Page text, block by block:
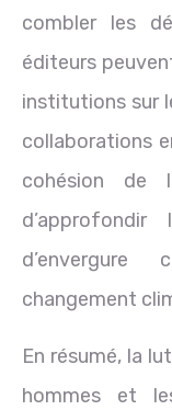
combler les
éditeurs
institutions sur
collaborations
cohésion de
changement
En résumé, la
hommes et